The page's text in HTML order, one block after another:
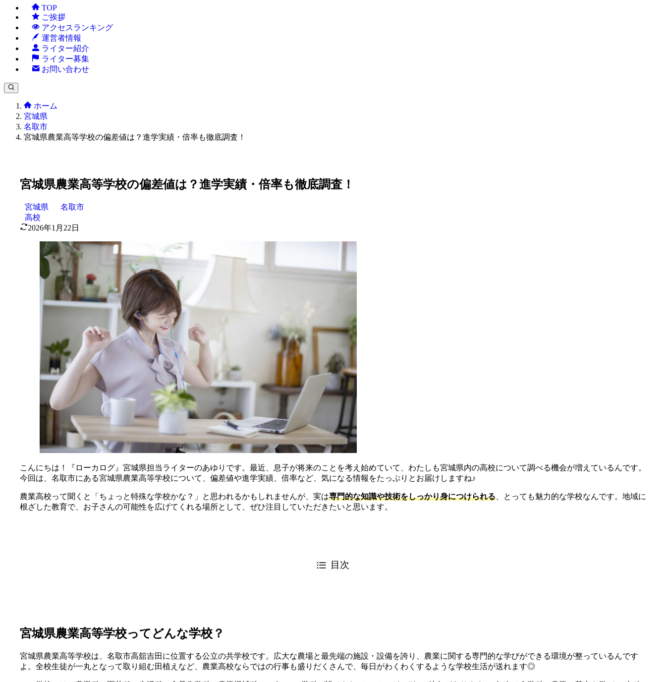
TOP
ご挨拶
アクセスランキング
運営者情報
ライター紹介
ライター募集
お問い合わせ
ホーム
宮城県
名取市
宮城県農業高等学校の偏差値は？進学実績・倍率も徹底調査！
宮城県農業高等学校の偏差値は？進学実績・倍率も徹底調査！
宮城県
名取市
高校
2026年1月22日
こんにちは！『ローカログ』宮城県担当ライターのあゆりです。最近、息子が将来のことを考え始めていて、わたしも宮城県内の高校について調べる機会が増えているんです。
今回は、名取市にある宮城県農業高等学校について、偏差値や進学実績、倍率など、気になる情報をたっぷりとお届けしますね♪
農業高校って聞くと「ちょっと特殊な学校かな？」と思われるかもしれませんが、実は専門的な知識や技術をしっかり身につけられる 、とっても魅力的な学校なんです。地域に
根ざした教育で、お子さんの可能性を広げてくれる場所として、ぜひ注目していただきたいと思います。
目次
宮城県農業高等学校ってどんな学校？
宮城県農業高等学校は、名取市高舘吉田に位置する公立の共学校です。広大な農場と最先端の施設・設備を誇り、農業に関する専門的な学びができる環境が整っているんです
よ。全校生徒が一丸となって取り組む田植えなど、農業高校ならではの行事も盛りだくさんで、毎日がわくわくするような学校生活が送れます◎